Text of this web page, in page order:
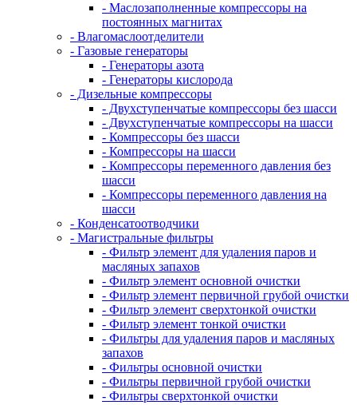
- Маслозаполненные компрессоры на
постоянных магнитах
- Влагомаслоотделители
- Газовые генераторы
- Генераторы азота
- Генераторы кислорода
- Дизельные компрессоры
- Двухступенчатые компрессоры без шасси
- Двухступенчатые компрессоры на шасси
- Компрессоры без шасси
- Компрессоры на шасси
- Компрессоры переменного давления без
шасси
- Компрессоры переменного давления на
шасси
- Конденсатоотводчики
- Магистральные фильтры
- Фильтр элемент для удаления паров и
масляных запахов
- Фильтр элемент основной очистки
- Фильтр элемент первичной грубой очистки
- Фильтр элемент сверхтонкой очистки
- Фильтр элемент тонкой очистки
- Фильтры для удаления паров и масляных
запахов
- Фильтры основной очистки
- Фильтры первичной грубой очистки
- Фильтры сверхтонкой очистки